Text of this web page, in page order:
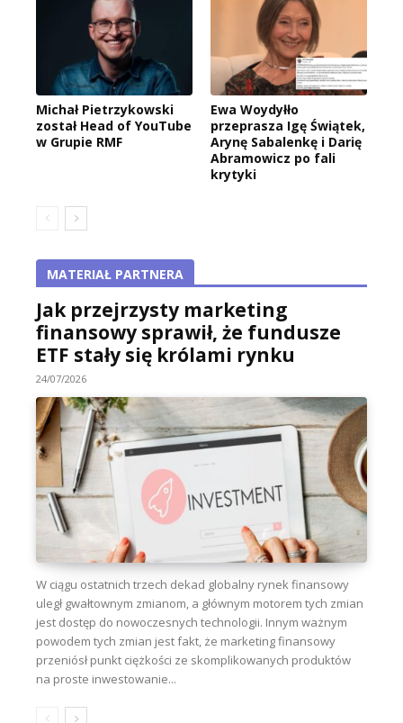
Michał Pietrzykowski
został Head of YouTube
w Grupie RMF
Ewa Woydyłło
przeprasza Igę Świątek,
Arynę Sabalenkę i Darię
Abramowicz po fali
krytyki
MATERIAŁ PARTNERA
Jak przejrzysty marketing
finansowy sprawił, że fundusze
ETF stały się królami rynku
24/07/2026
W ciągu ostatnich trzech dekad globalny rynek finansowy
uległ gwałtownym zmianom, a głównym motorem tych zmian
jest dostęp do nowoczesnych technologii. Innym ważnym
powodem tych zmian jest fakt, że marketing finansowy
przeniósł punkt ciężkości ze skomplikowanych produktów
na proste inwestowanie...